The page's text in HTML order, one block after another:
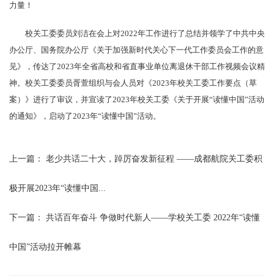
力量！
校关工委委员刘洁在会上对2022年工作进行了总结并领学了中共中央
办公厅、国务院办公厅《关于加强新时代关心下一代工作委员会工作的意
见》，传达了2023年全省高校和省直事业单位离退休干部工作视频会议精
神。校关工委委员胥萱组织与会人员对《2023年校关工委工作要点（草
案）》进行了审议，并宣读了2023年校关工委《关于开展“读懂中国”活动
的通知》，启动了2023年“读懂中国”活动。
上一篇： 老少共话二十大，踔厉奋发新征程 ——成都航院关工委积
极开展2023年“读懂中国...
下一篇： 共话百年奋斗 争做时代新人——学校关工委 2022年“读懂
中国”活动拉开帷幕